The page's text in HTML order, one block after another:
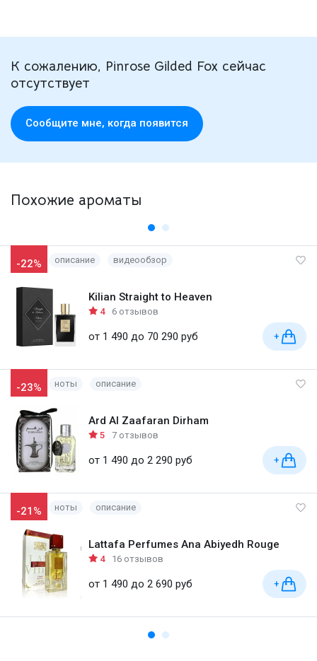
К сожалению, Pinrose Gilded Fox сейчас
отсутствует
Cообщите мне, когда появится
Похожие ароматы
-22% описание видеообзор
Kilian Straight to Heaven
4 6 отзывов
от 1 490 до 70 290 руб +
-23% ноты описание
Ard Al Zaafaran Dirham
5 7 отзывов
от 1 490 до 2 290 руб +
-21% ноты описание
Lattafa Perfumes Ana Abiyedh Rouge
4 16 отзывов
от 1 490 до 2 690 руб +